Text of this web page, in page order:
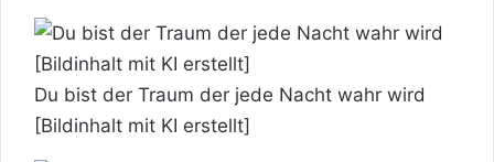
Du bist der Traum der jede Nacht wahr wird
[Bildinhalt mit KI erstellt]